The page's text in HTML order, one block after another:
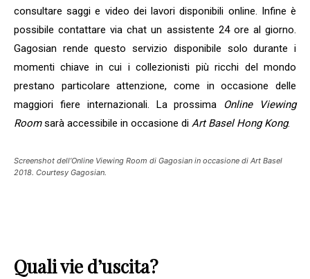
consultare saggi e video dei lavori disponibili online. Infine è
possibile contattare via chat un assistente 24 ore al giorno.
Gagosian rende questo servizio disponibile solo durante i
momenti chiave in cui i collezionisti più ricchi del mondo
prestano particolare attenzione, come in occasione delle
maggiori fiere internazionali. La prossima Online Viewing
Roomsarà accessibile in occasione di Art Basel Hong Kong.
Screenshot dell’Online Viewing Room di Gagosian in occasione di Art Basel
2018. Courtesy Gagosian.
Quali vie d’uscita?
Mercato dell'Arte 2026!
Iscriviti subito alle news di Collezione da
Tiffany e riceverai contenuti esclusivi
selezionati per te riguardanti il mercato
dell'arte.
Completa il form e potrai scaricare subito
gratuitamente la nuova Guida Mercato